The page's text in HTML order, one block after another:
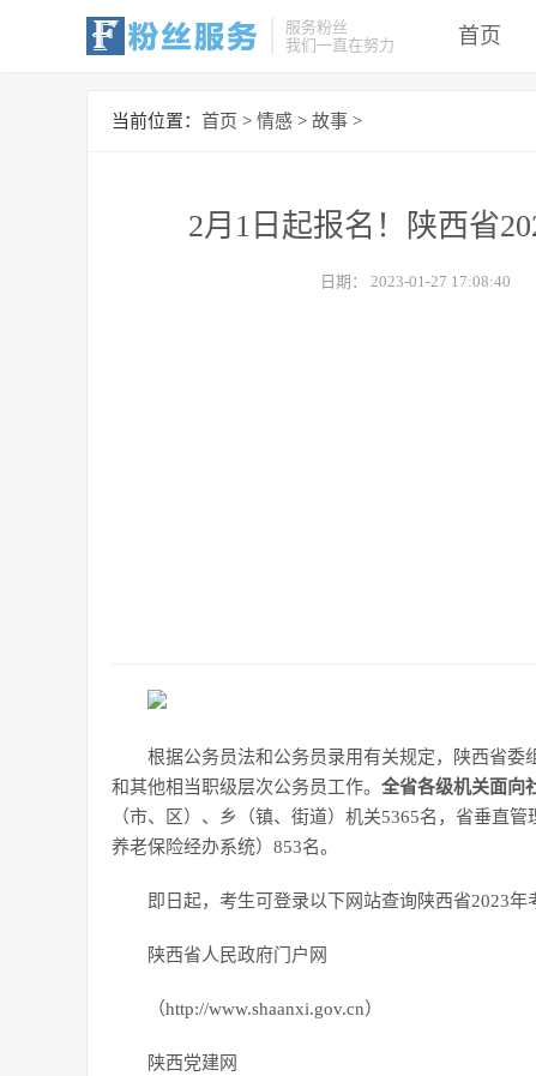
服务粉丝
我们一直在努力
首页
当前位置： 首页 > 情感 > 故事 >
2月1日起报名！陕西省
日期： 2023-01-27 17:08:40
根据公务员法和公务员录用有关规定，陕西省
和其他相当职级层次公务员工作。 全省各级机关面向
（市、区）、乡（镇、街道）机关5365名，省垂直
养老保险经办系统）853名。
即日起，考生可登录以下网站查询陕西省2023
陕西省人民政府门户网
（http://www.shaanxi.gov.cn）
陕西党建网